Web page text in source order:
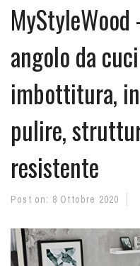
angolo da
imbottitura,
pulire,
resistente
Post on: 8 Ottobre 2020